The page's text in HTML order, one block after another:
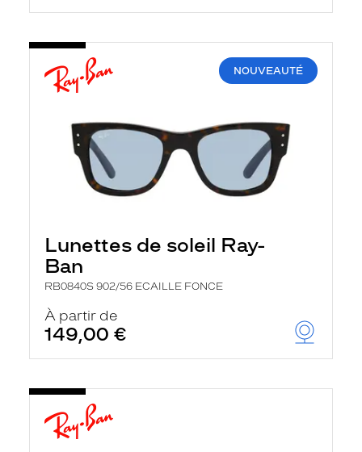
NOUVEAUTÉ
Lunettes de soleil Ray-
Ban
RB0840S 902/56 ECAILLE FONCE
À partir de
149,00 €